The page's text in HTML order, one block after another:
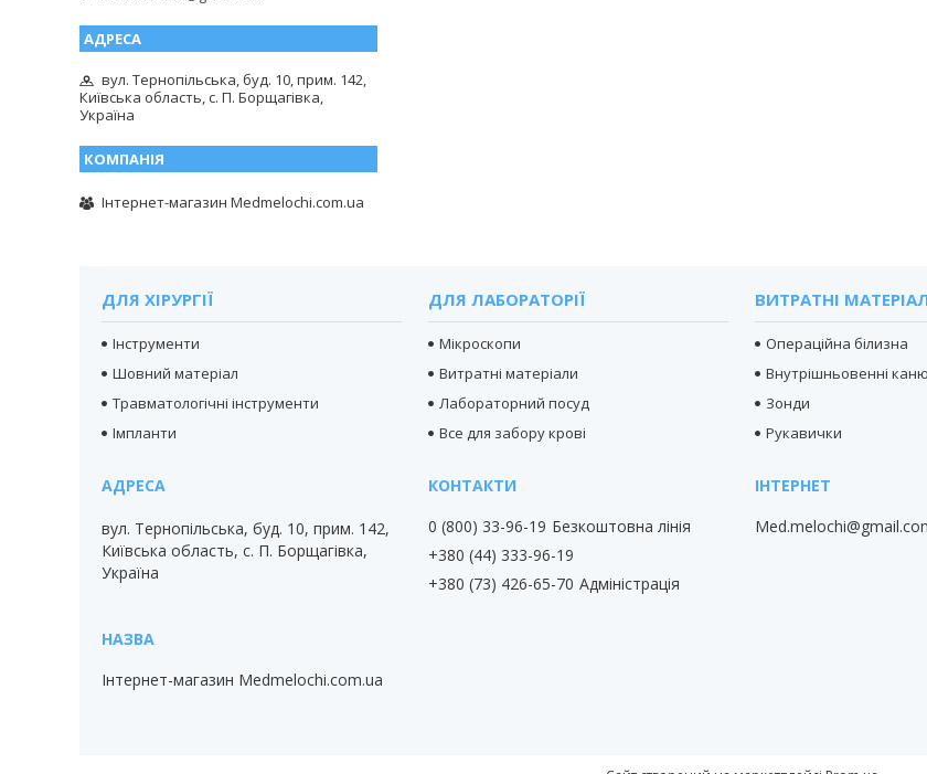
вул. Тернопільська, буд. 10, прим. 142,
Київська область, с. П. Борщагівка,
Україна
Інтернет-магазин Medmelochi.com.ua
ДЛЯ ХІРУРГІЇ
Інструменти
Шовний матеріал
Травматологічні інструменти
Імпланти
ДЛЯ ЛАБОРАТОРІЇ
Мікроскопи
Витратні матеріали
Лабораторний посуд
Все для забору крові
ВИТРАТНІ
Операційна білизна
Внутрішньовенні
Зонди
Рукавички
вул. Тернопільська, буд. 10, прим. 142,
Київська область, с. П. Борщагівка,
Україна
Інтернет-магазин Medmelochi.com.ua
0 (800) 33-96-19 Безкоштовна лінія
+380 (44) 333-96-19
+380 (73) 426-65-70 Адміністрація